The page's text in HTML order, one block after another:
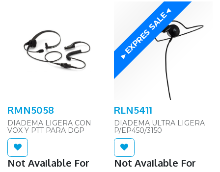
RMN5058
DIADEMA LIGERA CON
VOX Y PTT PARA DGP
Not Available For
►EXPRES SALE◄
RLN5411
DIADEMA ULTRA LIGERA
P/EP450/3150
Not Available For